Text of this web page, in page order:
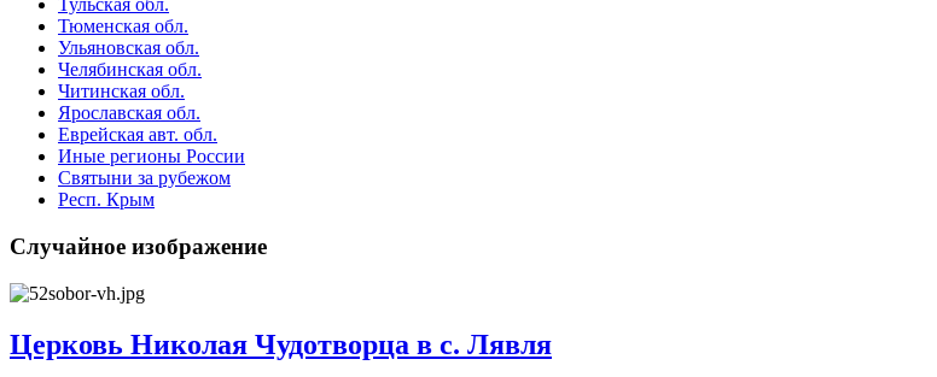
Тульская обл.
Тюменская обл.
Ульяновская обл.
Челябинская обл.
Читинская обл.
Ярославская обл.
Еврейская авт. обл.
Иные регионы России
Святыни за рубежом
Респ. Крым
Случайное изображение
Церковь Николая Чудотворца в с. Лявля